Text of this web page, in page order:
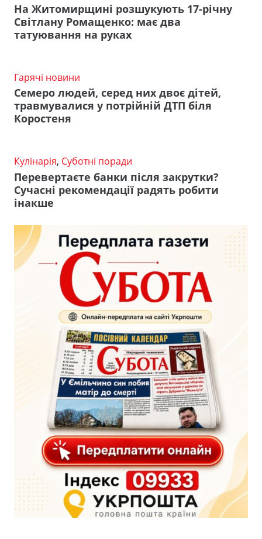
На Житомирщині розшукують 17-річну
Світлану Ромащенко: має два
татуювання на руках
Гарячі новини
Семеро людей, серед них двоє дітей,
травмувалися у потрійній ДТП біля
Коростеня
Кулінарія, Суботні поради
Перевертаєте банки після закрутки?
Сучасні рекомендації радять робити
інакше